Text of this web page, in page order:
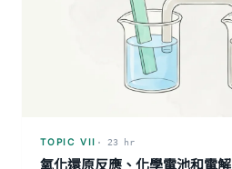
TOPIC VII · 23 hr
氧化還原反應、化學電池和電解